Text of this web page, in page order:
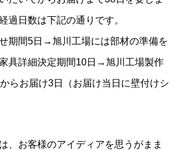
過日数は下記の通りです。
期間5日→旭川工場には部材の準備を
具詳細決定期間10日→旭川工場製作
らお届け3日（お届け当日に壁付けシ
、お客様のアイディアを思うがまま